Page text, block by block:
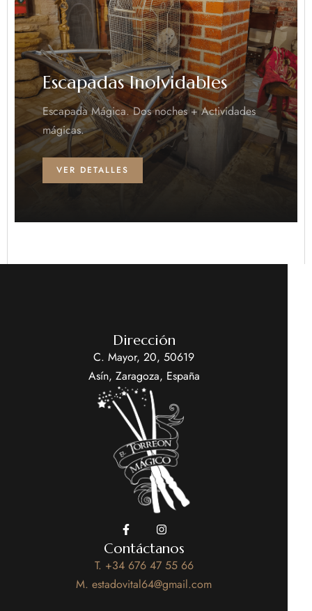
Escapadas Inolvidables
Escapada Mágica. Dos noches + Actividades
mágicas.
VER DETALLES
Dirección
C. Mayor, 20, 50619
Asín, Zaragoza, España
Contáctanos
T. +34 676 47 55 66
M. estadovital64@gmail.com